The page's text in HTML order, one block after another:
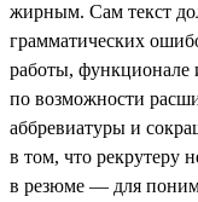
жирным. Сам текст
грамматических
работы,
по возможности
аббревиатуры и
в том, что рекрутеру
в резюме — для